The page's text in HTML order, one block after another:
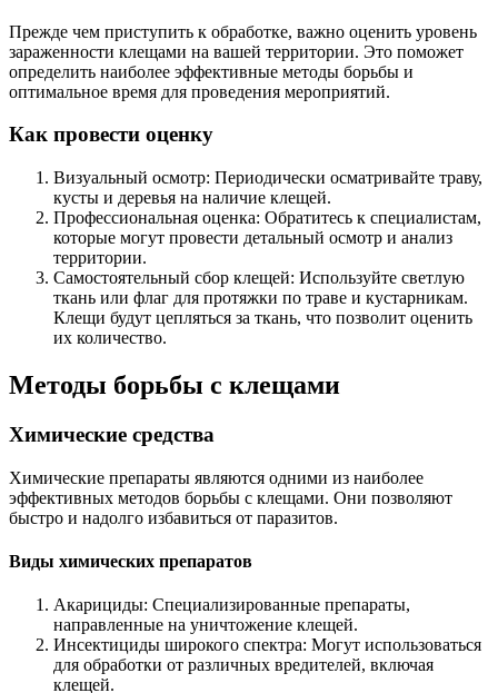
Прежде чем приступить к обработке, важно оценить уровень
зараженности клещами на вашей территории. Это поможет
определить наиболее эффективные методы борьбы и
оптимальное время для проведения мероприятий.
Как провести оценку
Визуальный осмотр: Периодически осматривайте траву,
кусты и деревья на наличие клещей.
Профессиональная оценка: Обратитесь к специалистам,
которые могут провести детальный осмотр и анализ
территории.
Самостоятельный сбор клещей: Используйте светлую
ткань или флаг для протяжки по траве и кустарникам.
Клещи будут цепляться за ткань, что позволит оценить
их количество.
Методы борьбы с клещами
Химические средства
Химические препараты являются одними из наиболее
эффективных методов борьбы с клещами. Они позволяют
быстро и надолго избавиться от паразитов.
Виды химических препаратов
Акарициды: Специализированные препараты,
направленные на уничтожение клещей.
Инсектициды широкого спектра: Могут использоваться
для обработки от различных вредителей, включая
клещей.